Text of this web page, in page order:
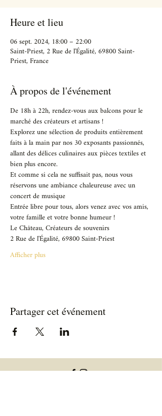
Heure et lieu
06 sept. 2024, 18:00 – 22:00
Saint-Priest, 2 Rue de l'Égalité, 69800 Saint-
Priest, France
À propos de l'événement
De 18h à 22h, rendez-vous aux balcons pour le
marché des créateurs et artisans !
Explorez une sélection de produits entièrement
faits à la main par nos 30 exposants passionnés,
allant des délices culinaires aux pièces textiles et
bien plus encore.
Et comme si cela ne suffisait pas, nous vous
réservons une ambiance chaleureuse avec un
concert de musique
Entrée libre pour tous, alors venez avec vos amis,
votre famille et votre bonne humeur !
Le Château, Créateurs de souvenirs
2 Rue de l'Égalité, 69800 Saint-Priest
Afficher plus
Partager cet événement